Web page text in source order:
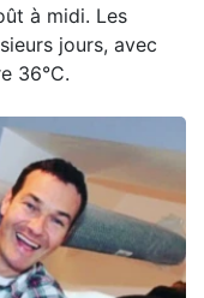
à midi. Les
jours, avec
36°C.